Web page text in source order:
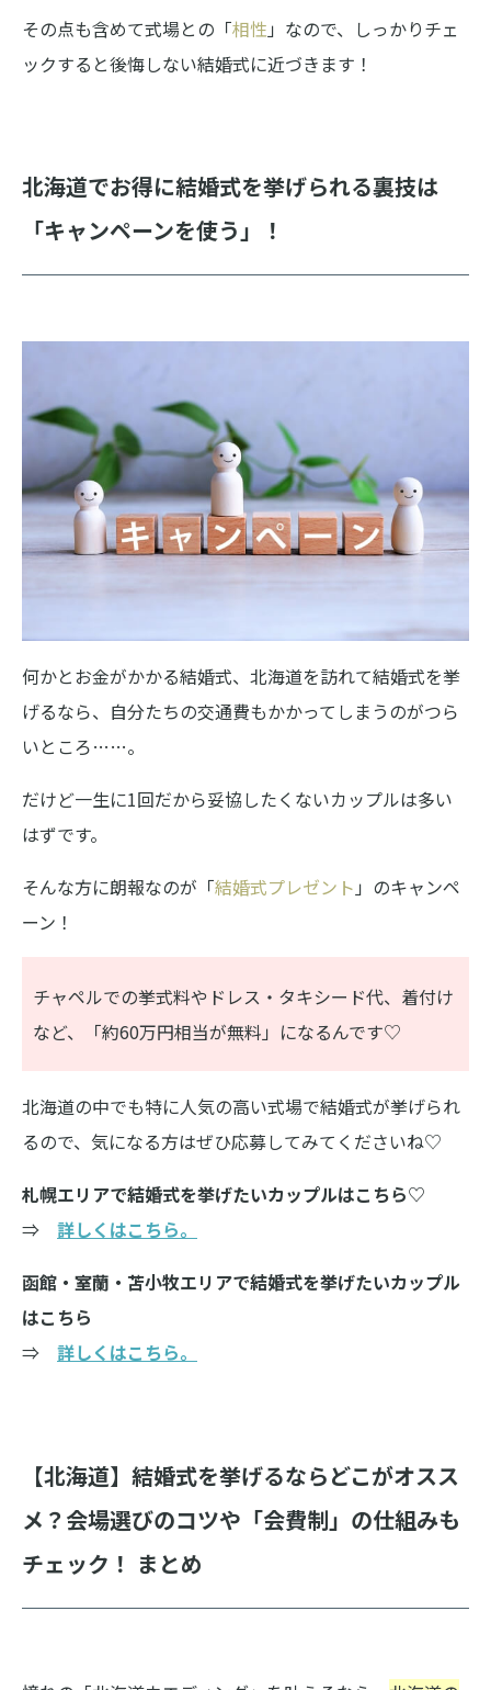
その点も含めて式場との「相性 」なので、しっかりチェ
ックすると後悔しない結婚式に近づきます！
北海道でお得に結婚式を挙げられる裏技は
「キャンペーンを使う」！
何かとお金がかかる結婚式、北海道を訪れて結婚式を挙
げるなら、自分たちの交通費もかかってしまうのがつら
いところ……。
だけど一生に1回だから妥協したくないカップルは多い
はずです。
そんな方に朗報なのが「結婚式プレゼント 」のキャンペ
ーン！
チャペルでの挙式料やドレス・タキシード代、着付け
など、「約60万円相当が無料」になるんです♡
北海道の中でも特に人気の高い式場で結婚式が挙げられ
るので、気になる方はぜひ応募してみてくださいね♡
札幌エリアで結婚式を挙げたいカップルはこちら♡
⇒ 詳しくはこちら。
函館・室蘭・苫小牧エリアで結婚式を挙げたいカップル
はこちら
⇒ 詳しくはこちら。
【北海道】結婚式を挙げるならどこがオスス
メ？会場選びのコツや「会費制」の仕組みも
チェック！ まとめ